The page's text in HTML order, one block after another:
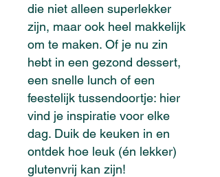
die niet alleen superlekker
zijn, maar ook heel makkelijk
om te maken. Of je nu zin
hebt in een gezond dessert,
een snelle lunch of een
feestelijk tussendoortje: hier
vind je inspiratie voor elke
dag. Duik de keuken in en
ontdek hoe leuk (én lekker)
glutenvrij kan zijn!